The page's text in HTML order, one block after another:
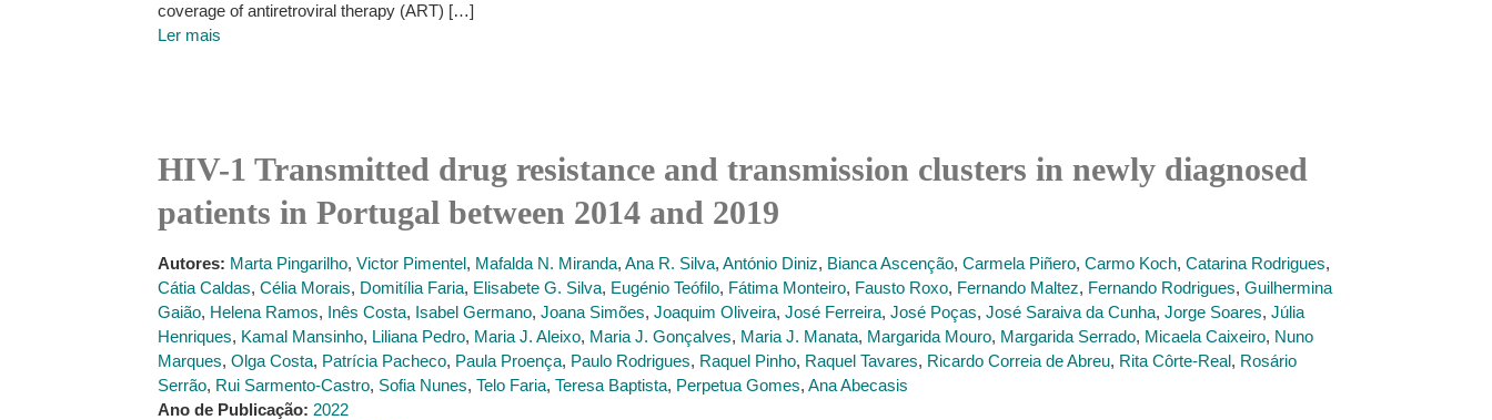
coverage of antiretroviral therapy (ART) […]
Ler mais
HIV-1 Transmitted drug resistance and transmission clusters in newly diagnosed
patients in Portugal between 2014 and 2019
Autores: Marta Pingarilho, Victor Pimentel, Mafalda N. Miranda, Ana R. Silva, António Diniz, Bianca Ascenção, Carmela Piñero, Carmo Koch, Catarina Rodrigues,
Cátia Caldas, Célia Morais, Domitília Faria, Elisabete G. Silva, Eugénio Teófilo, Fátima Monteiro, Fausto Roxo, Fernando Maltez, Fernando Rodrigues, Guilhermina
Gaião, Helena Ramos, Inês Costa, Isabel Germano, Joana Simões, Joaquim Oliveira, José Ferreira, José Poças, José Saraiva da Cunha, Jorge Soares, Júlia
Henriques, Kamal Mansinho, Liliana Pedro, Maria J. Aleixo, Maria J. Gonçalves, Maria J. Manata, Margarida Mouro, Margarida Serrado, Micaela Caixeiro, Nuno
Marques, Olga Costa, Patrícia Pacheco, Paula Proença, Paulo Rodrigues, Raquel Pinho, Raquel Tavares, Ricardo Correia de Abreu, Rita Côrte-Real, Rosário
Serrão, Rui Sarmento-Castro, Sofia Nunes, Telo Faria, Teresa Baptista, Perpetua Gomes, Ana Abecasis
Ano de Publicação: 2022